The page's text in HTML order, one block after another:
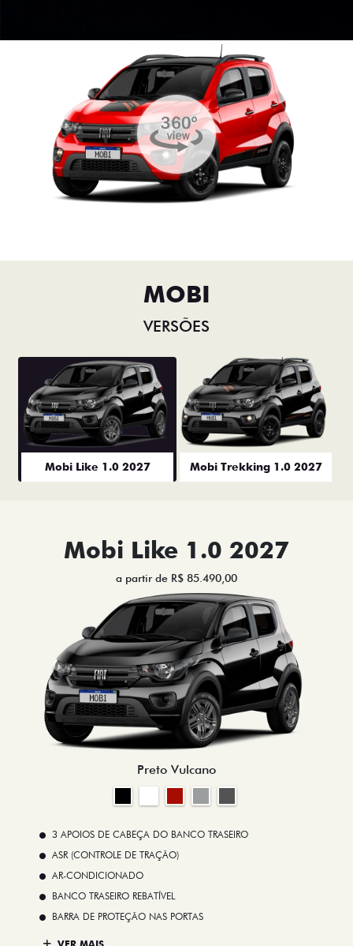
MOBI
VERSÕES
Mobi Like 1.0 2027 Mobi Trekking 1.0 2027
Mobi Like 1.0 2027
a partir de R$ 85.490,00
Preto Vulcano
3 APOIOS DE CABEÇA DO BANCO TRASEIRO
ASR (CONTROLE DE TRAÇÃO)
AR-CONDICIONADO
BANCO TRASEIRO REBATÍVEL
BARRA DE PROTEÇÃO NAS PORTAS